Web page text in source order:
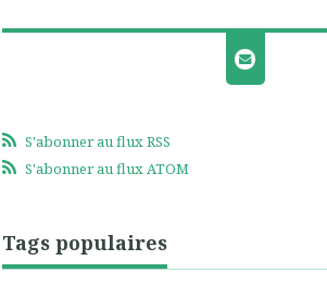
S'abonner au flux RSS
S'abonner au flux ATOM
Tags populaires